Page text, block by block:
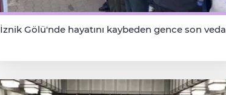
İznik Gölü'nde hayatını kaybeden gence son veda